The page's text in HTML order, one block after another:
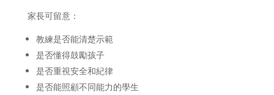
家長可留意：
教練是否能清楚示範
是否懂得鼓勵孩子
是否重視安全和紀律
是否能照顧不同能力的學生